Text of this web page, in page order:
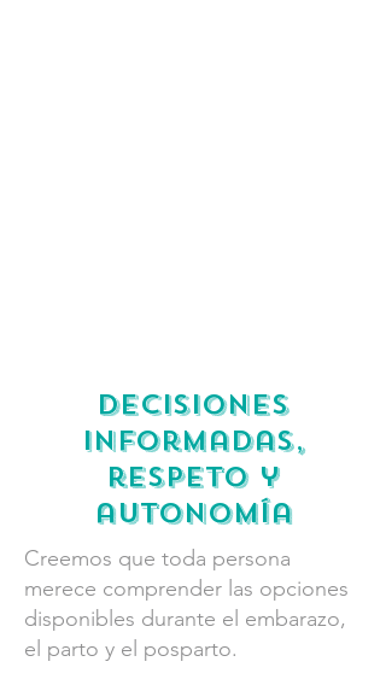
Decisiones
informadas,
respeto y
autonomía
Creemos que toda persona
merece comprender las opciones
disponibles durante el embarazo,
el parto y el posparto.